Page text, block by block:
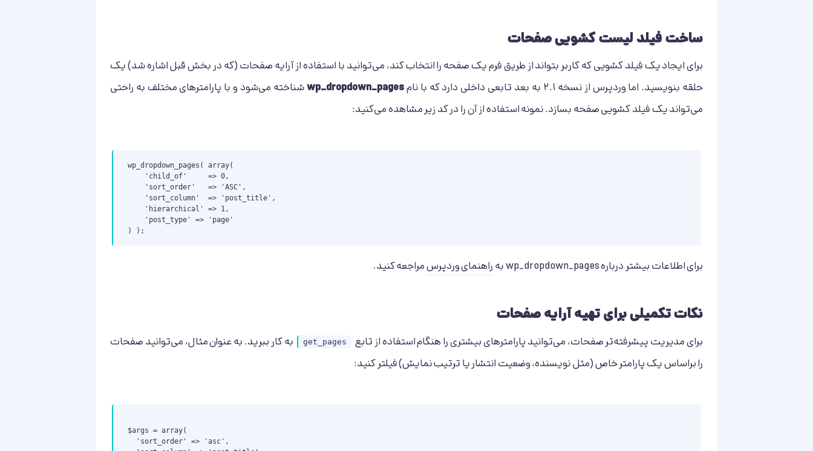
ساخت فیلد لیست کشویی صفحات
برای ایجاد یک فیلد کشویی که کاربر بتواند از طریق فرم یک صفحه را انتخاب کند، می‌توانید با استفاده از آرایه صفحات (که در بخش قبل اشاره شد) یک
حلقه بنویسید. اما وردپرس از نسخه ۲.۱ به بعد تابعی داخلی دارد که با نام
wp_dropdown_pagesشناخته می‌شود و با پارامترهای مختلف به راحتی
می‌تواند یک فیلد کشویی صفحه بسازد. نمونه استفاده از آن را در کد زیر مشاهده می‌کنید:
wp_dropdown_pages( array(
) );
برای اطلاعات بیشتر دربارهwp_dropdown_pagesبهراهنمای وردپرسمراجعه کنید.
نکات تکمیلی برای تهیه آرایه صفحات
برای مدیریت پیشرفته‌تر صفحات، می‌توانید پارامترهای بیشتری را هنگام استفاده از تابع get_pages
به کار ببرید. به عنوان مثال، می‌توانید صفحات
را براساس یک پارامتر خاص (مثل نویسنده، وضعیت انتشار یا ترتیب نمایش) فیلتر کنید:
$args = array(